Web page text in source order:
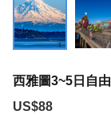
西雅圖3~5日自
US$88